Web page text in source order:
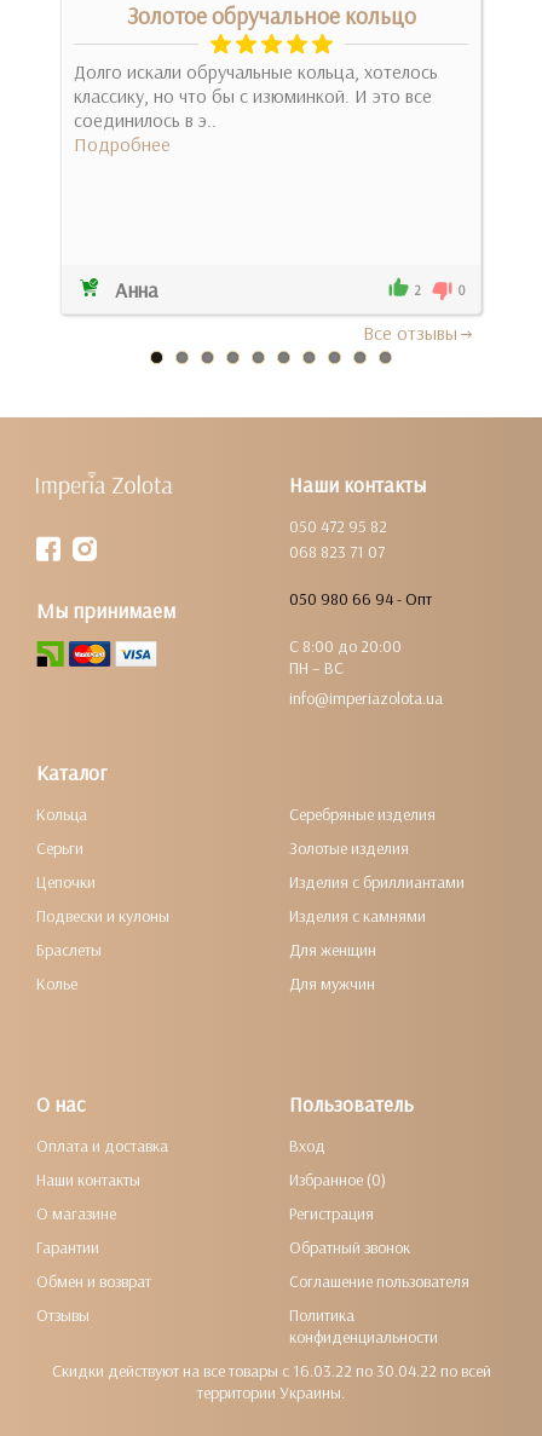
Золотое обручальное кольцо
Долго искали обручальные кольца, хотелось
классику, но что бы с изюминкой. И это все
соединилось в э..
Подробнее
Анна 2 0
Все отзывы
Наши контакты
050 472 95 82
068 823 71 07
050 980 66 94 - Опт
С 8:00 до 20:00
ПН – ВС
info@imperiazolota.ua
Мы принимаем
Каталог
Кольца
Серьги
Цепочки
Подвески и кулоны
Браслеты
Колье
Серебряные изделия
Золотые изделия
Изделия с бриллиантами
Изделия с камнями
Для женщин
Для мужчин
О нас
Оплата и доставка
Наши контакты
О магазине
Гарантии
Обмен и возврат
Отзывы
Пользователь
Вход
Избранное (0)
Регистрация
Обратный звонок
Соглашение пользователя
Политика
конфиденциальности
Скидки действуют на все товары с 16.03.22 по 30.04.22 по всей
территории Украины.